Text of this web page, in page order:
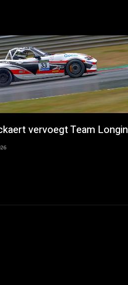
vervoegt Team Longin